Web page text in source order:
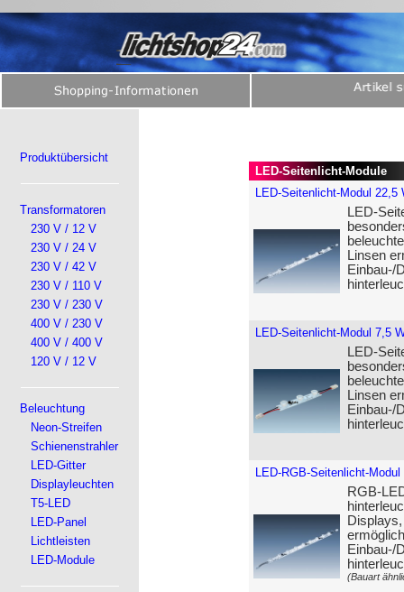
Produktübersicht
Transformatoren
230 V / 12 V
230 V / 24 V
230 V / 42 V
230 V / 110 V
230 V / 230 V
400 V / 230 V
400 V / 400 V
120 V / 12 V
Beleuchtung
Neon-Streifen
Schienenstrahler
LED-Gitter
Displayleuchten
T5-LED
LED-Panel
Lichtleisten
LED-Module
LED-Seitenlicht-Module
LED-Seitenlicht-Modul 22,5
LED-
Linsen
Einbau-/
LED-Seitenlicht-Modul 7,5
LED-
Linsen
Einbau-/
LED-RGB-Seitenlicht-Modul
RGB-
Einbau-/
(Bauart